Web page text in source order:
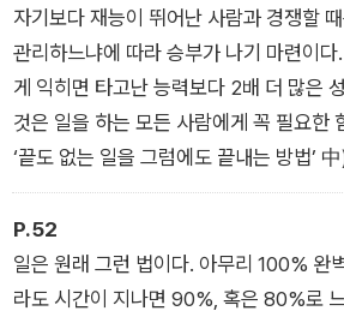
일해서는 안 되는가’ 中)
자기보다 재능이 뛰어난 사람과 경쟁할
관리하느냐에 따라 승부가 나기 마련이
게 익히면 타고난 능력보다 2배 더 많은
것은 일을 하는 모든 사람에게 꼭 필요한
‘끝도 없는 일을 그럼에도 끝내는 방법’
P.52
일은 원래 그런 법이다. 아무리 100% 완
라도 시간이 지나면 90%, 혹은 80%로